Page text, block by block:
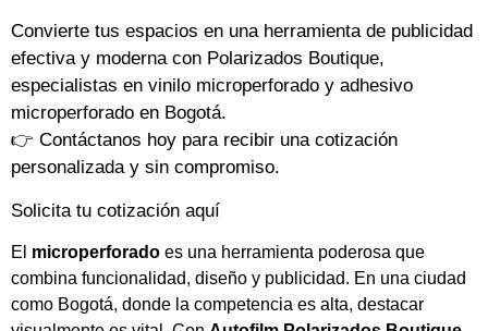
Convierte tus espacios en una herramienta de publicidad
efectiva y moderna con Polarizados Boutique,
especialistas en vinilo microperforado y adhesivo
microperforado en Bogotá.
👉 Contáctanos hoy para recibir una cotización
personalizada y sin compromiso.
Solicita tu cotización aquí
El microperforado es una herramienta poderosa que
combina funcionalidad, diseño y publicidad. En una ciudad
como Bogotá, donde la competencia es alta, destacar